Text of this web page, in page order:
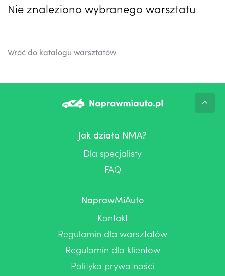
Nie znaleziono wybranego warsztatu
Wróć do katalogu warsztatów
Jak działa NMA?
Dla specjalisty
FAQ
NaprawMiAuto
Kontakt
Regulamin dla warsztatów
Regulamin dla klientow
Polityka prywatności